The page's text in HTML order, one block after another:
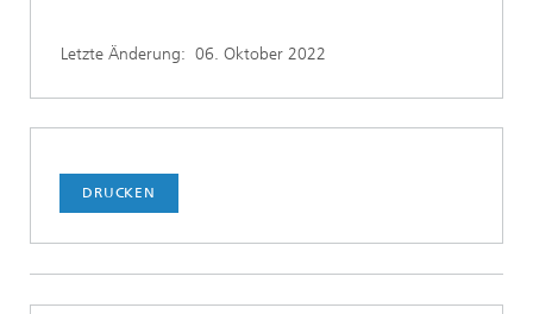
Letzte Änderung: 06. Oktober 2022
DRUCKEN